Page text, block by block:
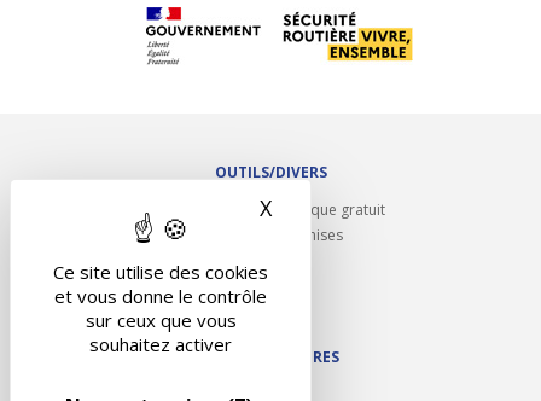
Ce site utilise des cookies
et vous donne le contrôle
sur ceux que vous
souhaitez activer
X Masquer le bandeau des
OUTILS/DIVERS
Rappel contrôle technique gratuit
Partenariats/Remises
Contact
NOS PARTENAIRES
Autodidact